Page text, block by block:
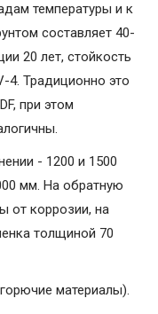
температуры и к
составляет 40-
20 лет, стойкость
4. Традиционно это
при этом
- 1200 и 1500
мм. На обратную
от коррозии, на
толщиной 70
материалы).